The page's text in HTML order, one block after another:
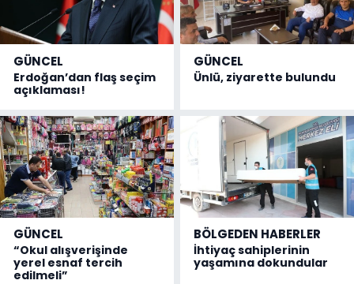
GÜNCEL
Erdoğan’dan flaş seçim
açıklaması!
GÜNCEL
Ünlü, ziyarette bulundu
GÜNCEL
“Okul alışverişinde
yerel esnaf tercih
edilmeli”
BÖLGEDEN HABERLER
İhtiyaç sahiplerinin
yaşamına dokundular